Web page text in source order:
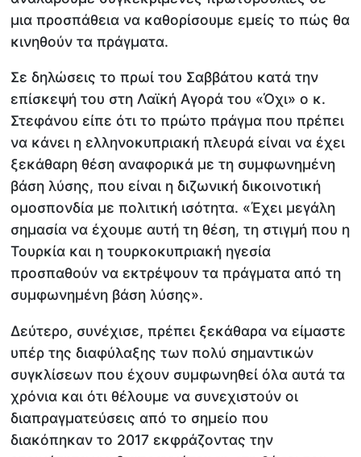
μια προσπάθεια να καθορίσουμε εμείς το πώς θα
κινηθούν τα πράγματα.
Σε δηλώσεις το πρωί του Σαββάτου κατά την
επίσκεψή του στη Λαϊκή Αγορά του «Όχι» ο κ.
Στεφάνου είπε ότι το πρώτο πράγμα που πρέπει
να κάνει η ελληνοκυπριακή πλευρά είναι να έχει
ξεκάθαρη θέση αναφορικά με τη συμφωνημένη
βάση λύσης, που είναι η διζωνική δικοινοτική
ομοσπονδία με πολιτική ισότητα. «Έχει μεγάλη
σημασία να έχουμε αυτή τη θέση, τη στιγμή που η
Τουρκία και η τουρκοκυπριακή ηγεσία
προσπαθούν να εκτρέψουν τα πράγματα από τη
συμφωνημένη βάση λύσης».
Δεύτερο, συνέχισε, πρέπει ξεκάθαρα να είμαστε
υπέρ της διαφύλαξης των πολύ σημαντικών
συγκλίσεων που έχουν συμφωνηθεί όλα αυτά τα
χρόνια και ότι θέλουμε να συνεχιστούν οι
διαπραγματεύσεις από το σημείο που
διακόπηκαν το 2017 εκφράζοντας την